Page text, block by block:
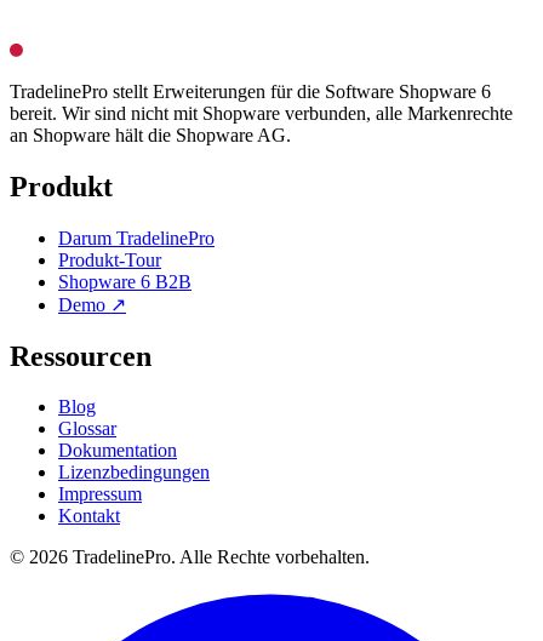
TradelinePro stellt Erweiterungen für die Software Shopware 6
bereit. Wir sind nicht mit Shopware verbunden, alle Markenrechte
an Shopware hält die Shopware AG.
Produkt
Darum TradelinePro
Produkt-Tour
Shopware 6 B2B
Demo ↗
Ressourcen
Blog
Glossar
Dokumentation
Lizenzbedingungen
Impressum
Kontakt
© 2026 TradelinePro. Alle Rechte vorbehalten.